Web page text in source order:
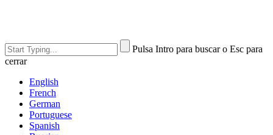
Pulsa Intro para buscar o Esc para
cerrar
English
French
German
Portuguese
Spanish